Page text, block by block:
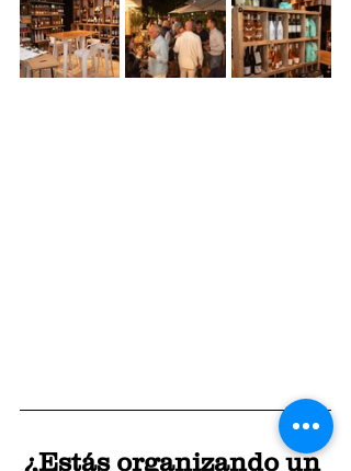
¿Estás organizando un